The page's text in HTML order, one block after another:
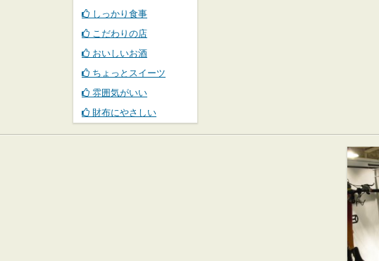
しっかり食事
こだわりの店
おいしいお酒
ちょっとスイーツ
雰囲気がいい
財布にやさしい